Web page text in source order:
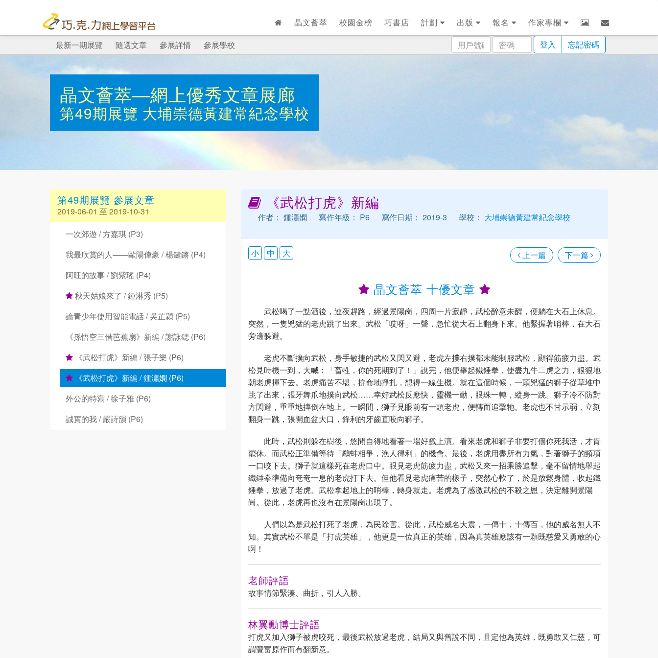
晶文薈萃 校園金榜 巧書店 計劃 出版 報名
作家專欄
用
戶
密
碼
登入 忘記密碼
最新一期展覽 隨選文章 參展詳情 參展學校
晶文薈萃—網上優秀文章展廊
第49期展覽 大埔崇德黃建常紀念學校
第49期展覽 參展文章
2019-06-01 至 2019-10-31
一次郊遊 / 方嘉琪 (P3)
我最欣賞的人——歐陽偉豪 / 楊鍵鏘 (P4)
阿旺的故事 / 劉紫瑤 (P4)
秋天姑娘來了 / 鍾淋秀 (P5)
論青少年使用智能電話 / 吳芷穎 (P5)
《孫悟空三借芭蕉扇》新編 / 謝詠鍶 (P6)
《武松打虎》新編 / 張子樂 (P6)
《武松打虎》新編 / 鍾瀟嫻 (P6)
外公的特寫 / 徐子雅 (P6)
誠實的我 / 嚴詩韻 (P6)
《武松打虎》新編
作者： 鍾瀟嫻 寫作年級： P6 寫作日期： 2019-3 學校： 大埔崇德黃建常紀念學校
上一篇 下一篇
小 中 大
晶文薈萃 十優文章
武松喝了一點酒後，連夜趕路，經過景陽崗，四周一片寂靜，武松醉意未醒，便躺在大石上休息。
突然，一隻兇猛的老虎跳了出來。武松「哎呀」一聲，急忙從大石上翻身下來。他緊握著哨棒，在大石
旁邊躲避。
老虎不斷撲向武松，身手敏捷的武松又閃又避，老虎左撲右撲都未能制服武松，顯得筋疲力盡。武
松見時機一到，大喊：「畜牲，你的死期到了！」說完，他便舉起鐵錘拳，使盡九牛二虎之力，狠狠地
朝老虎揮下去。老虎痛苦不堪，拚命地掙扎，想得一線生機。就在這個時候，一頭兇猛的獅子從草堆中
跳了出來，張牙舞爪地撲向武松……幸好武松反應快，靈機一動，眼珠一轉，縱身一跳。獅子冷不防對
方閃避，重重地摔倒在地上。一瞬間，獅子見眼前有一頭老虎，便轉而追擊牠。老虎也不甘示弱，立刻
翻身一跳，張開血盆大口，鋒利的牙齒直咬向獅子。
此時，武松則躲在樹後，悠閒自得地看著一場好戲上演。看來老虎和獅子非要打個你死我活，才肯
罷休。而武松正準備等待「鷸蚌相爭，漁人得利」的機會。最後，老虎用盡所有力氣，對著獅子的頸項
一口咬下去。獅子就這樣死在老虎口中。眼見老虎筋疲力盡，武松又來一招乘勝追擊，毫不留情地舉起
鐵錘拳準備向奄奄一息的老虎打下去。但他看見老虎痛苦的樣子，突然心軟了，於是放鬆身體，收起鐵
錘拳，放過了老虎。武松拿起地上的哨棒，轉身就走。老虎為了感激武松的不殺之恩，決定離開景陽
崗。從此，老虎再也沒有在景陽崗出現了。
人們以為是武松打死了老虎，為民除害。從此，武松威名大震，一傳十，十傳百，他的威名無人不
知。其實武松不單是「打虎英雄」，他更是一位真正的英雄，因為真英雄應該有一顆既慈愛又勇敢的心
啊！
老師評語
故事情節緊湊、曲折，引人入勝。
林翼勳博士評語
打虎又加入獅子被虎咬死，最後武松放過老虎，結局又與舊說不同，且定他為英雄，既勇敢又仁慈，可
謂豐富原作而有翻新意。